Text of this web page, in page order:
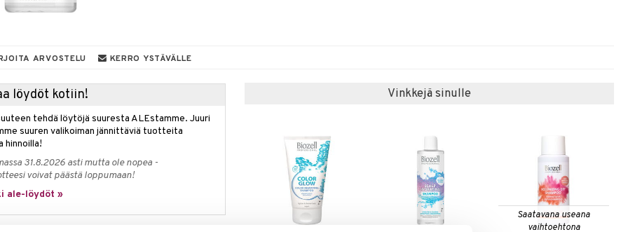
ARVOSTELU KERRO YSTÄVÄLLE
löydöt kotiin!
tehdä löytöjä suuresta ALEstamme. Juuri
suuren valikoiman jännittäviä tuotteita
hinnoilla!
31.8.2026 asti mutta ole nopea -
voivat päästä loppumaan!
ale-löydöt »
Vinkkejä sinulle
Saatavana useana
vaihtoehtona